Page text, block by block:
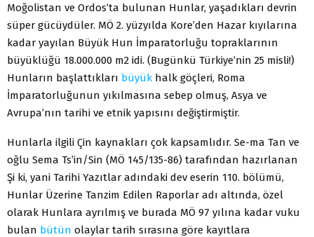
Moğolistan ve Ordos’ta bulunan Hunlar, yaşadıkları devrin
süper gücüydüler. MÖ 2. yüzyılda Kore’den Hazar kıyılarına
kadar yayılan Büyük Hun İmparatorluğu topraklarının
büyüklüğü 18.000.000 m2 idi. (Bugünkü Türkiye’nin 25 misli!)
Hunların başlattıkları büyük halk göçleri, Roma
İmparatorluğunun yıkılmasına sebep olmuş, Asya ve
Avrupa’nın tarihi ve etnik yapısını değiştirmiştir.
Hunlarla ilgili Çin kaynakları çok kapsamlıdır. Se-ma Tan ve
oğlu Sema Ts’in/Sin (MÖ 145/135-86) tarafından hazırlanan
Şi ki, yani Tarihi Yazıtlar adındaki dev eserin 110. bölümü,
Hunlar Üzerine Tanzim Edilen Raporlar adı altında, özel
olarak Hunlara ayrılmış ve burada MÖ 97 yılına kadar vuku
bulan bütün olaylar tarih sırasına göre kayıtlara